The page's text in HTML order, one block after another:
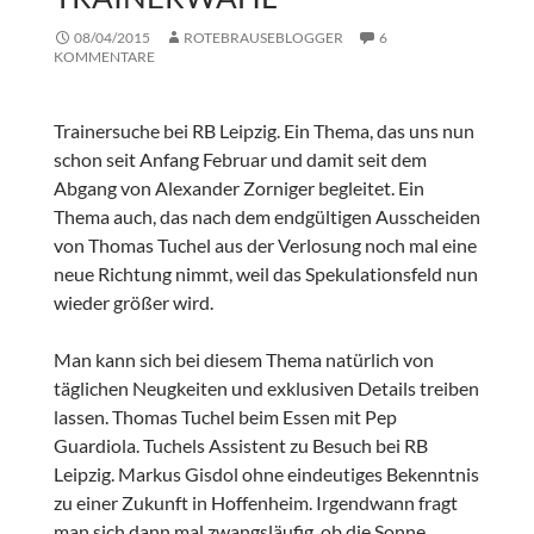
08/04/2015 ROTEBRAUSEBLOGGER
6
KOMMENTARE
Trainersuche bei RB Leipzig. Ein Thema, das uns nun
schon seit Anfang Februar und damit seit dem
Abgang von Alexander Zorniger begleitet. Ein
Thema auch, das nach dem endgültigen Ausscheiden
von Thomas Tuchel aus der Verlosung noch mal eine
neue Richtung nimmt, weil das Spekulationsfeld nun
wieder größer wird.
Man kann sich bei diesem Thema natürlich von
täglichen Neugkeiten und exklusiven Details treiben
lassen. Thomas Tuchel beim Essen mit Pep
Guardiola. Tuchels Assistent zu Besuch bei RB
Leipzig. Markus Gisdol ohne eindeutiges Bekenntnis
zu einer Zukunft in Hoffenheim. Irgendwann fragt